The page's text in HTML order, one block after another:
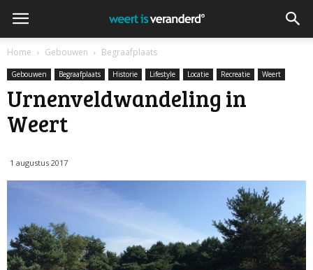
Home Gebouwen Begraafplaats
Gebouwen Begraafplaats Historie Lifestyle Locatie Recreatie Weert
Urnenveldwandeling in
Weert
1 augustus 2017